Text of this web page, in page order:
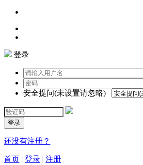
登录
安全提问(未设置请忽略)
登录
还没有注册？
首页 | 登录 | 注册